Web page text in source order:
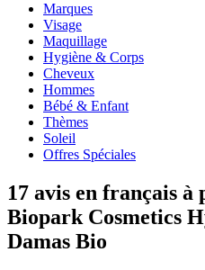
Marques
Visage
Maquillage
Hygiène & Corps
Cheveux
Hommes
Bébé & Enfant
Thèmes
Soleil
Offres Spéciales
17 avis en français
Biopark Cosmetics
Damas Bio